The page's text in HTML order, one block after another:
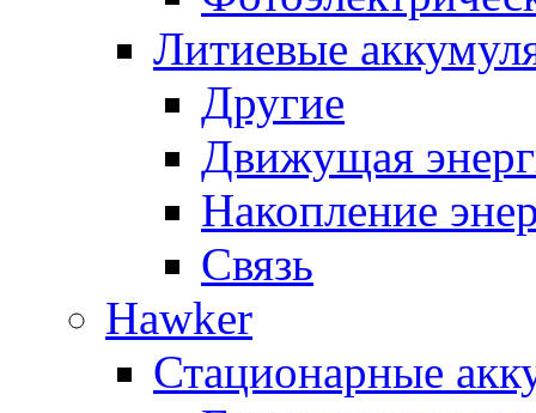
Литиевые
Другие
Движущая
Накопление
Связь
Hawker
Стационарные